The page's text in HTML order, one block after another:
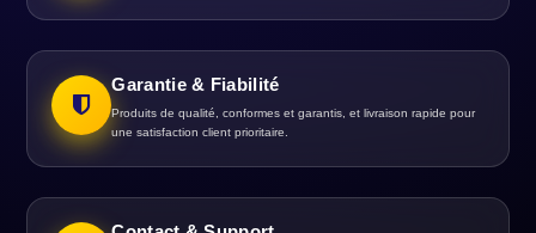
Garantie & Fiabilité
Produits de qualité, conformes et garantis, et livraison rapide pour
une satisfaction client prioritaire.